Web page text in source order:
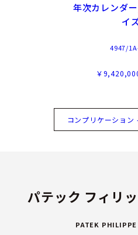
年次カレンダ
イ
4947/
￥
コンプリケーション
パテック フィリ
PATEK